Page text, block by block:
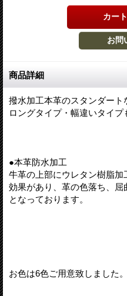
商品詳細
撥水加工本革のスタンダート
ロングタイプ・幅違いタイプ
●本革防水加工
牛革の上部にウレタン樹脂
効果があり、革の色落ち、
となっております。
お色は6色ご用意致しました。